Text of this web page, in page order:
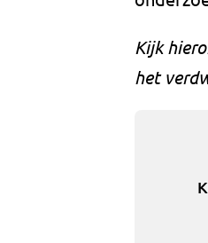
Kijk
het